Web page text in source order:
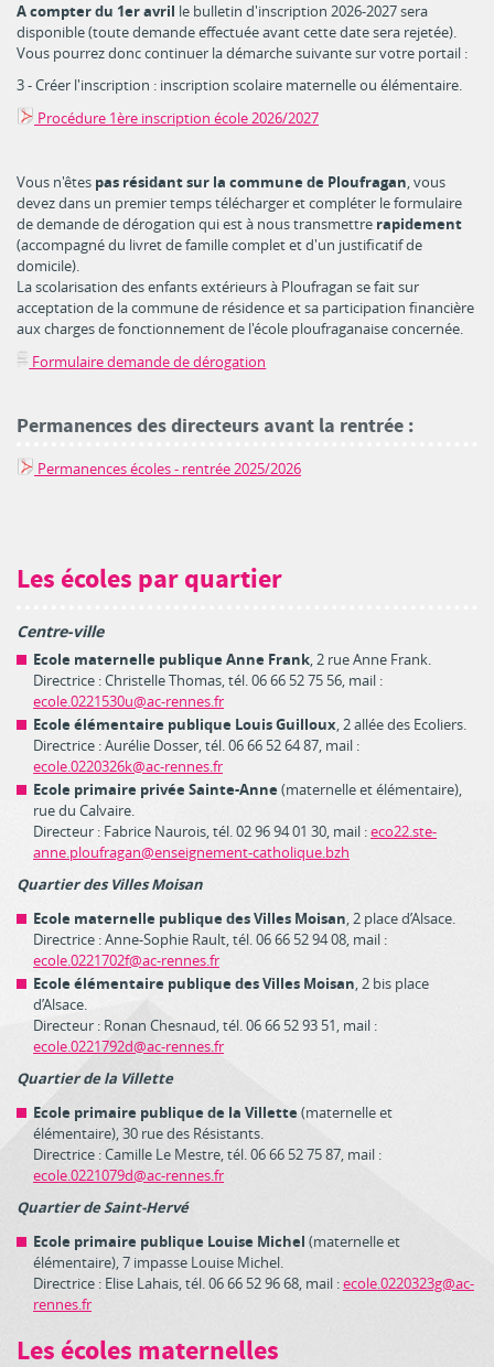
A compter du 1er avril le bulletin d'inscription 2026-2027 sera
disponible (toute demande effectuée avant cette date sera rejetée).
Vous pourrez donc continuer la démarche suivante sur votre portail :
3 - Créer l'inscription : inscription scolaire maternelle ou élémentaire.
Procédure 1ère inscription école 2026/2027
Vous n'êtes pas résidant sur la commune de Ploufragan, vous
devez dans un premier temps télécharger et compléter le formulaire
de demande de dérogation qui est à nous transmettre rapidement
(accompagné du livret de famille complet et d'un justificatif de
domicile).
La scolarisation des enfants extérieurs à Ploufragan se fait sur
acceptation de la commune de résidence et sa participation financière
aux charges de fonctionnement de l'école ploufraganaise concernée.
Formulaire demande de dérogation
Permanences des directeurs avant la rentrée :
Permanences écoles - rentrée 2025/2026
Les écoles par quartier
Centre-ville
Ecole maternelle publique Anne Frank, 2 rue Anne Frank.
Directrice : Christelle Thomas, tél. 06 66 52 75 56, mail :
ecole.0221530u@ac-rennes.fr
Ecole élémentaire publique Louis Guilloux, 2 allée des Ecoliers.
Directrice : Aurélie Dosser, tél. 06 66 52 64 87, mail :
ecole.0220326k@ac-rennes.fr
Ecole primaire privée Sainte-Anne(maternelle et élémentaire),
rue du Calvaire.
Directeur : Fabrice Naurois, tél. 02 96 94 01 30, mail :eco22.ste-
anne.ploufragan@enseignement-catholique.bzh
Quartier des Villes Moisan
Ecole maternelle publique des Villes Moisan, 2 place d’Alsace.
Directrice : Anne-Sophie Rault, tél. 06 66 52 94 08, mail :
ecole.0221702f@ac-rennes.fr
Ecole élémentaire publique des Villes Moisan, 2 bis place
d’Alsace.
Directeur : Ronan Chesnaud, tél. 06 66 52 93 51, mail :
ecole.0221792d@ac-rennes.fr
Quartier de la Villette
Ecole primaire publique de la Villette(maternelle et
élémentaire), 30 rue des Résistants.
Directrice : Camille Le Mestre, tél. 06 66 52 75 87, mail :
ecole.0221079d@ac-rennes.fr
Quartier de Saint-Hervé
Ecole primaire publique Louise Michel (maternelle et
élémentaire), 7 impasse Louise Michel.
Directrice : Elise Lahais, tél. 06 66 52 96 68, mail :ecole.0220323g@ac-
rennes.fr
Les écoles maternelles